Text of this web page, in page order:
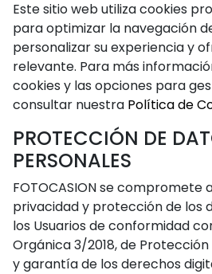
Este sitio web utiliza cookies
para optimizar la navegación
personalizar su experiencia y
relevante. Para más
cookies y las opciones para
consultar nuestra Política de
PROTECCIÓN DE
PERSONALES
FOTOCASION se compromete
privacidad y protección de los
los Usuarios de conformidad
Orgánica 3/2018, de
y garantía de los derechos